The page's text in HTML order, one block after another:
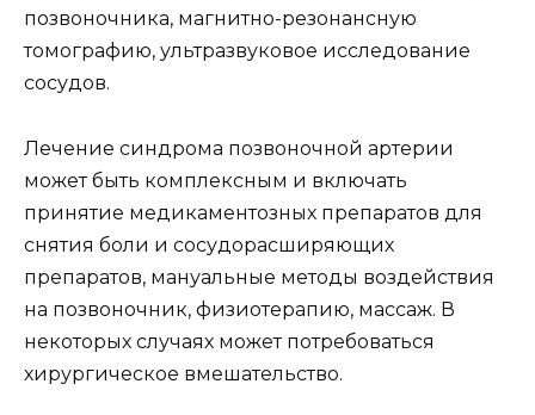
позвоночника, магнитно-резонансную
томографию, ультразвуковое исследование
сосудов.
Лечение синдрома позвоночной артерии
может быть комплексным и включать
принятие медикаментозных препаратов для
снятия боли и сосудорасширяющих
препаратов, мануальные методы воздействия
на позвоночник, физиотерапию, массаж. В
некоторых случаях может потребоваться
хирургическое вмешательство.